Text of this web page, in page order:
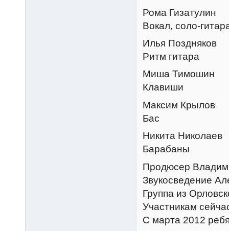
Рома Гизатулин
Вокал, соло-
Илья Поздняков
Ритм гитара
Миша Тимошин
Клавиши
Максим Крылов
Бас
Никита Николаев
Барабаны
Продюсер
Звукосведение
Группа из
Участникам
С марта 2012